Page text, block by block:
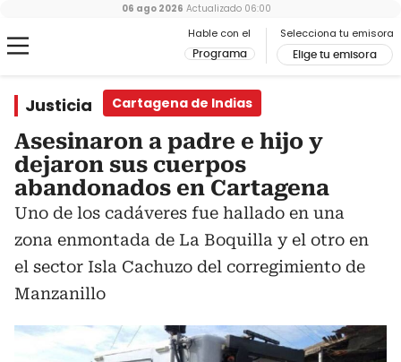
Hable con el
Programa
Selecciona tu emisora
Elige tu emisora
06 ago 2026 Actualizado 06:00
Justicia Cartagena de Indias
Asesinaron a padre e hijo y
dejaron sus cuerpos
abandonados en Cartagena
Uno de los cadáveres fue hallado en una
zona enmontada de La Boquilla y el otro en
el sector Isla Cachuzo del corregimiento de
Manzanillo